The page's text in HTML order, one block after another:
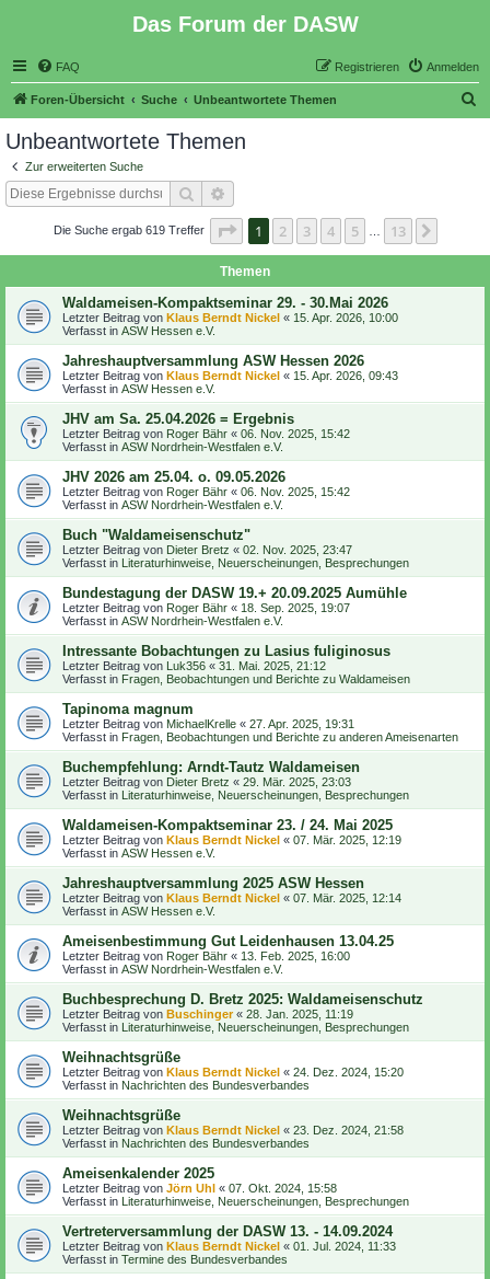
Das Forum der DASW
FAQ Anmelden
Registrieren
Foren-Übersicht Suche Unbeantwortete Themen
Unbeantwortete Themen
Zur erweiterten Suche
Suche
Die Suche ergab 619 Treffer Seite 1von 13
1 2 3 4 5 13
Themen
Waldameisen-Kompaktseminar 29. - 30.Mai 2026
Letzter Beitrag von Klaus Berndt Nickel « 15. Apr. 2026, 10:00
Verfasst in ASW Hessen e.V.
Jahreshauptversammlung ASW Hessen 2026
Letzter Beitrag von Klaus Berndt Nickel « 15. Apr. 2026, 09:43
Verfasst in ASW Hessen e.V.
JHV am Sa. 25.04.2026 = Ergebnis
Letzter Beitrag von Roger Bähr « 06. Nov. 2025, 15:42
Verfasst in ASW Nordrhein-Westfalen e.V.
JHV 2026 am 25.04. o. 09.05.2026
Letzter Beitrag von Roger Bähr « 06. Nov. 2025, 15:42
Verfasst in ASW Nordrhein-Westfalen e.V.
Buch "Waldameisenschutz"
Letzter Beitrag von Dieter Bretz « 02. Nov. 2025, 23:47
Verfasst in Literaturhinweise, Neuerscheinungen, Besprechungen
Bundestagung der DASW 19.+ 20.09.2025 Aumühle
Letzter Beitrag von Roger Bähr « 18. Sep. 2025, 19:07
Verfasst in ASW Nordrhein-Westfalen e.V.
Intressante Bobachtungen zu Lasius fuliginosus
Letzter Beitrag von Luk356 « 31. Mai. 2025, 21:12
Verfasst in Fragen, Beobachtungen und Berichte zu Waldameisen
Tapinoma magnum
Letzter Beitrag von MichaelKrelle « 27. Apr. 2025, 19:31
Verfasst in Fragen, Beobachtungen und Berichte zu anderen Ameisenarten
Buchempfehlung: Arndt-Tautz Waldameisen
Letzter Beitrag von Dieter Bretz « 29. Mär. 2025, 23:03
Verfasst in Literaturhinweise, Neuerscheinungen, Besprechungen
Waldameisen-Kompaktseminar 23. / 24. Mai 2025
Letzter Beitrag von Klaus Berndt Nickel « 07. Mär. 2025, 12:19
Verfasst in ASW Hessen e.V.
Jahreshauptversammlung 2025 ASW Hessen
Letzter Beitrag von Klaus Berndt Nickel « 07. Mär. 2025, 12:14
Verfasst in ASW Hessen e.V.
Ameisenbestimmung Gut Leidenhausen 13.04.25
Letzter Beitrag von Roger Bähr « 13. Feb. 2025, 16:00
Verfasst in ASW Nordrhein-Westfalen e.V.
Buchbesprechung D. Bretz 2025: Waldameisenschutz
Letzter Beitrag von Buschinger« 28. Jan. 2025, 11:19
Verfasst in Literaturhinweise, Neuerscheinungen, Besprechungen
Weihnachtsgrüße
Letzter Beitrag von Klaus Berndt Nickel « 24. Dez. 2024, 15:20
Verfasst in Nachrichten des Bundesverbandes
Weihnachtsgrüße
Letzter Beitrag von Klaus Berndt Nickel « 23. Dez. 2024, 21:58
Verfasst in Nachrichten des Bundesverbandes
Ameisenkalender 2025
Letzter Beitrag von Jörn Uhl « 07. Okt. 2024, 15:58
Verfasst in Literaturhinweise, Neuerscheinungen, Besprechungen
Vertreterversammlung der DASW 13. - 14.09.2024
Letzter Beitrag von Klaus Berndt Nickel « 01. Jul. 2024, 11:33
Verfasst in Termine des Bundesverbandes